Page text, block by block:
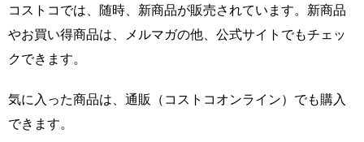
コストコでは、随時、新商品が販売されています。新商品
やお買い得商品は、メルマガの他、公式サイトでもチェッ
クできます。
気に入った商品は、通販（コストコオンライン）でも購入
できます。